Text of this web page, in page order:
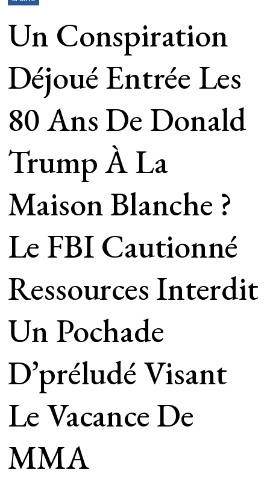
Un Conspiration
Déjoué Entrée Les
80 Ans De Donald
Trump À La
Maison Blanche ?
Le FBI Cautionné
Ressources Interdit
Un Pochade
D’préludé Visant
Le Vacance De
MMA